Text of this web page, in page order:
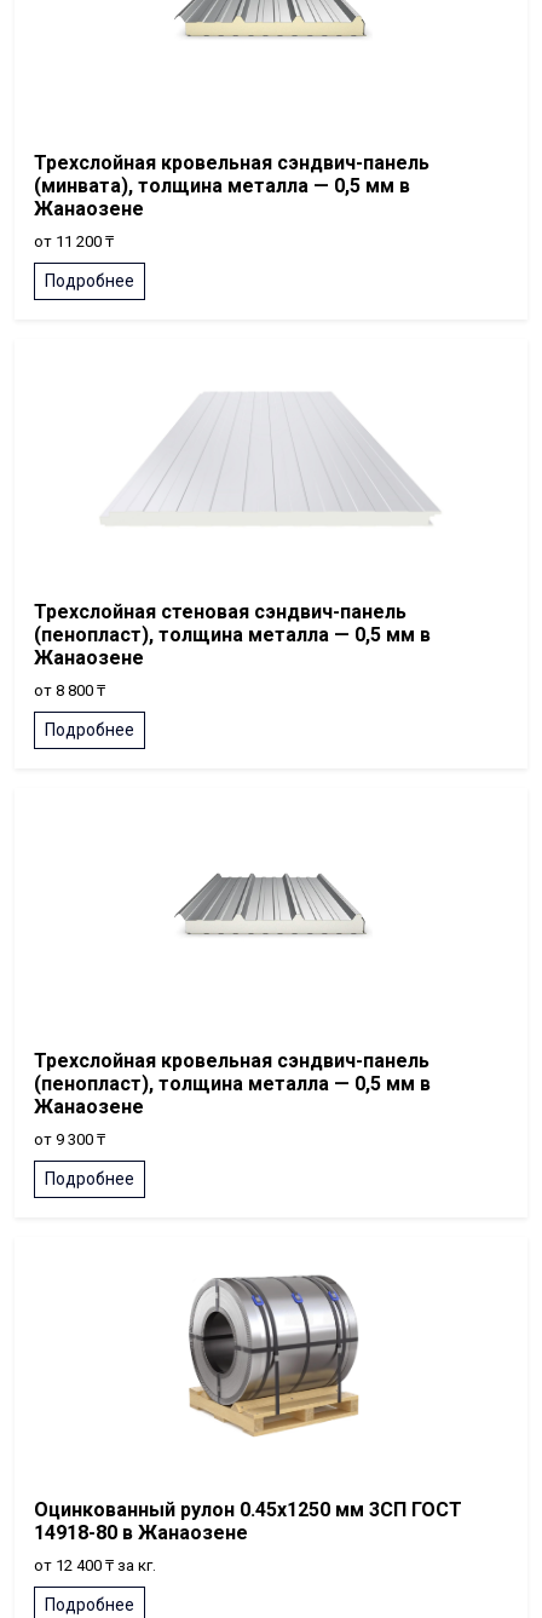
Трехслойная кровельная сэндвич-панель
(минвата), толщина металла — 0,5 мм в
Жанаозене
от 11 200 ₸
Подробнее
Трехслойная стеновая сэндвич-панель
(пенопласт), толщина металла — 0,5 мм в
Жанаозене
от 8 800 ₸
Подробнее
Трехслойная кровельная сэндвич-панель
(пенопласт), толщина металла — 0,5 мм в
Жанаозене
от 9 300 ₸
Подробнее
Оцинкованный рулон 0.45x1250 мм 3СП ГОСТ
14918-80 в Жанаозене
от 12 400 ₸ за кг.
Подробнее